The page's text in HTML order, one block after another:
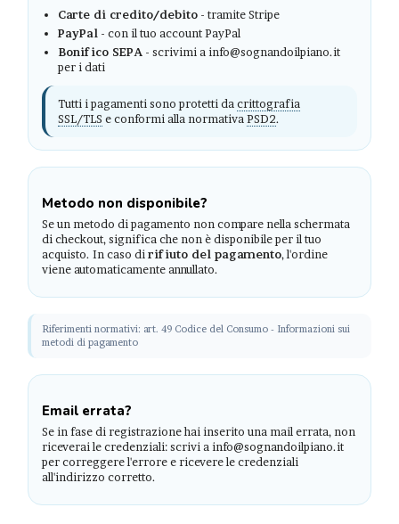
Carte di credito/debito - tramite Stripe
PayPal - con il tuo account PayPal
Bonifico SEPA - scrivimi a info@sognandoilpiano.it
per i dati
Tutti i pagamenti sono protetti da crittografia
SSL/TLS e conformi alla normativa PSD2.
Metodo non disponibile?
Se un metodo di pagamento non compare nella schermata
di checkout, significa che non è disponibile per il tuo
acquisto. In caso di rifiuto del pagamento, l'ordine
viene automaticamente annullato.
Riferimenti normativi: art. 49 Codice del Consumo - Informazioni sui
metodi di pagamento
Email errata?
Se in fase di registrazione hai inserito una mail errata, non
riceverai le credenziali: scrivi a info@sognandoilpiano.it
per correggere l'errore e ricevere le credenziali
all'indirizzo corretto.